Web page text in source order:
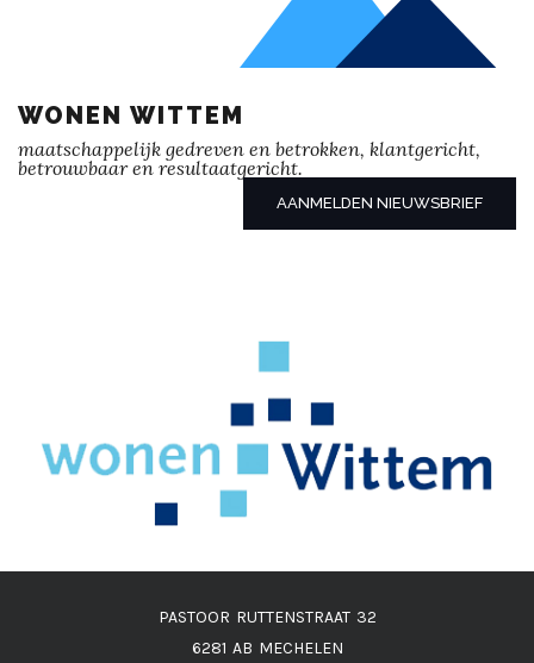
WONEN WITTEM
maatschappelijk gedreven en betrokken, klantgericht,
betrouwbaar en resultaatgericht.
AANMELDEN NIEUWSBRIEF
PASTOOR RUTTENSTRAAT 32
6281 AB MECHELEN